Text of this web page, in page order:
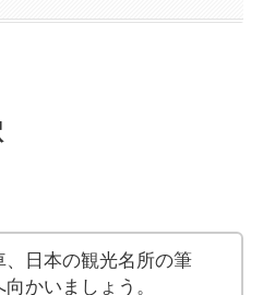
、日本の観光名所の筆
かいましょう。